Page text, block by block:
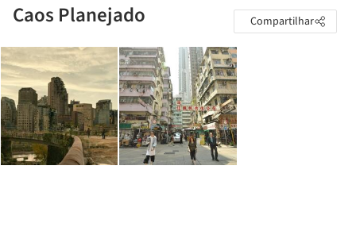
Caos Planejado Compartilhar